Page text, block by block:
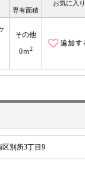
専有面積
お気に入り
その他
0ｍ2
別所3丁目9